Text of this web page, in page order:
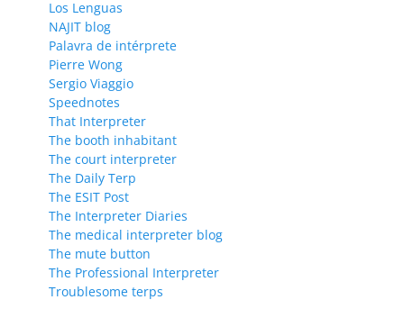
Los Lenguas
NAJIT blog
Palavra de intérprete
Pierre Wong
Sergio Viaggio
Speednotes
That Interpreter
The booth inhabitant
The court interpreter
The Daily Terp
The ESIT Post
The Interpreter Diaries
The medical interpreter blog
The mute button
The Professional Interpreter
Troublesome terps